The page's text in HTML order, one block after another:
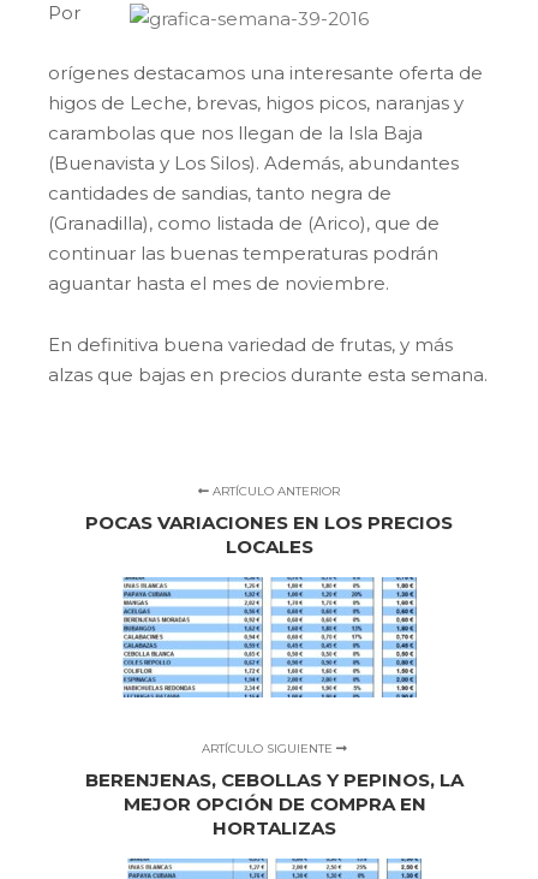
Por
orígenes destacamos una interesante oferta de
higos de Leche, brevas, higos picos, naranjas y
carambolas que nos llegan de la Isla Baja
(Buenavista y Los Silos). Además, abundantes
cantidades de sandias, tanto negra de
(Granadilla), como listada de (Arico), que de
continuar las buenas temperaturas podrán
aguantar hasta el mes de noviembre.
En definitiva buena variedad de frutas, y más
alzas que bajas en precios durante esta semana.
ARTÍCULO ANTERIOR
POCAS VARIACIONES EN LOS PRECIOS
LOCALES
ARTÍCULO SIGUIENTE
BERENJENAS, CEBOLLAS Y PEPINOS, LA
MEJOR OPCIÓN DE COMPRA EN
HORTALIZAS